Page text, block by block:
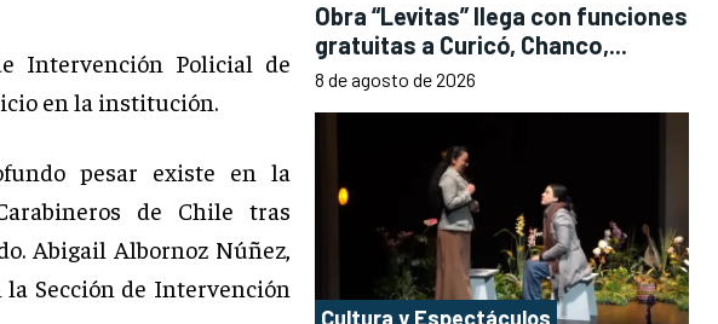
Intervención Policial de
en la institución.
pesar existe en la
de Chile tras
Abigail Albornoz Núñez,
Sección de Intervención
Obra “Levitas” llega con funciones
gratuitas a Curicó, Chanco,...
8 de agosto de 2026
Cultura y Espectáculos